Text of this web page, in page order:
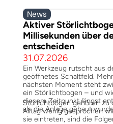
News
Aktiver
Millisekunden über
entscheiden
31.07.2026
Ein Werkzeug rutscht aus
geöffnetes Schaltfeld.
nächsten Moment steht
ein Störlichtbogen – und
diesem Zeitpunkt längst
als die Anlage gebaut
Störlichtbögen gehören zu
Alltag wenig gesprochen
sie eintreten, sind die